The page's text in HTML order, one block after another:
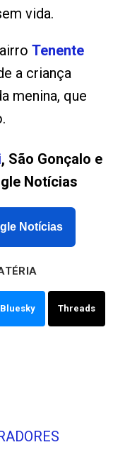
vida.
Tenente
a criança
menina, que
, São Gonçalo e
Notícias
Notícias
Bluesky Threads